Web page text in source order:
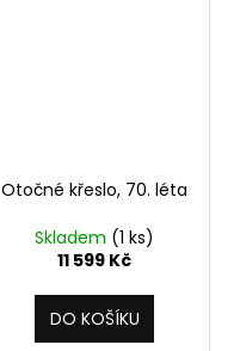
Otočné křeslo, 70. léta
Skladem (1 ks)
11 599 Kč
DO KOŠÍKU